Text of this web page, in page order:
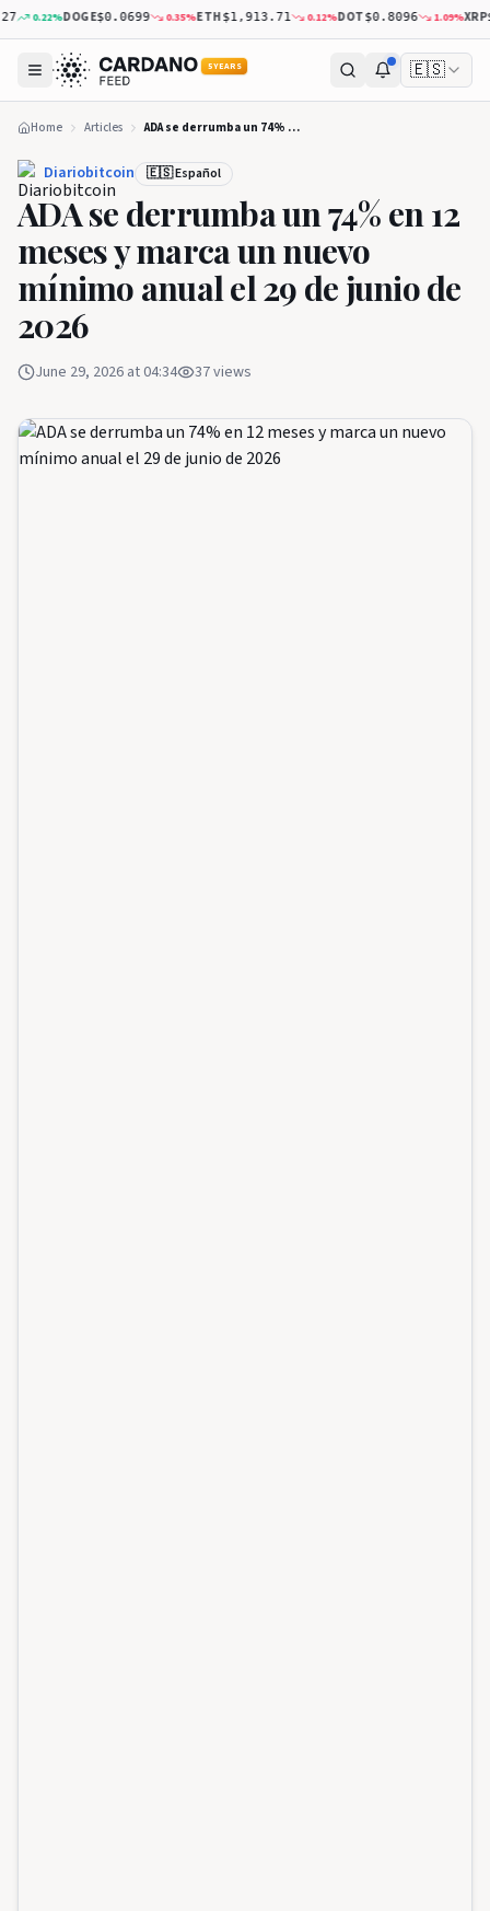
0.22%DOGE$0.0699 0.35%ETH$1,913.71 0.12%DOT$0.8096 1.09%XRP
5 YEARS 🇪🇸
Home Articles ADA se derrumba un 74% en 12 meses y marca un nuevo mínimo anual el 29 de junio de 2026
Diariobitcoin 🇪🇸 Español
ADA se derrumba un 74% en 12
meses y marca un nuevo
mínimo anual el 29 de junio de
2026
June 29, 2026 at 04:34 37views